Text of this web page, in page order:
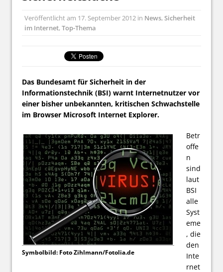
Veröffentlicht am 17. September 2012 in News,Sicherheit
im Internet,Top-Thema
Das Bundesamt für Sicherheit in der
Informationstechnik (BSI) warnt Internetnutzer vor
einer bisher unbekannten, kritischen Schwachstelle
im Browser Microsoft Internet Explorer.
Symbolbild: Foto Zihlmann/Fotolia.de
Betr
offe
n
sind
laut
BSI
alle
Syst
eme
, die
den
Inte
rnet